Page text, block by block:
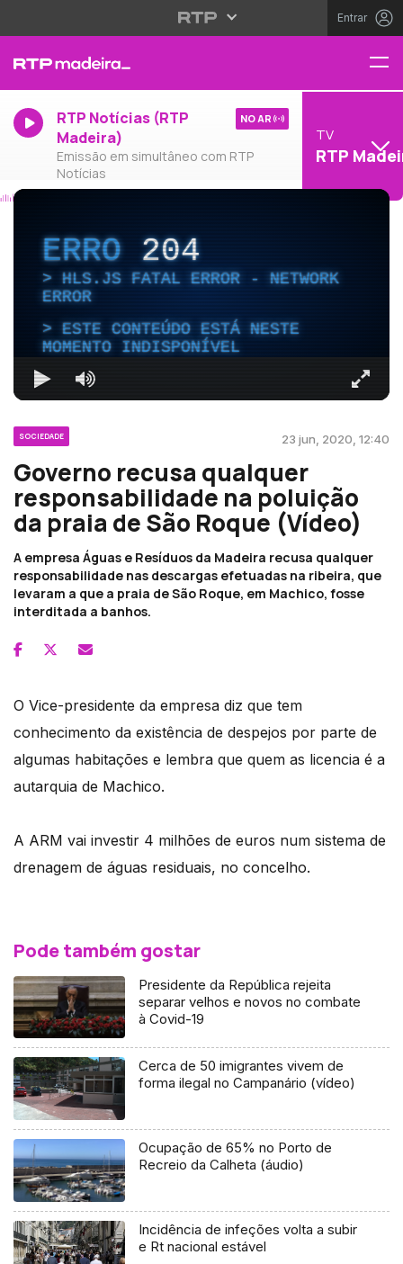
Entrar
RTP Notícias (RTP
Madeira)
Emissão em simultâneo com RTP
Notícias
NO AR
TV
RTP
ERRO204
HLS.JS FATAL ERROR - NETWORK
ERROR
ESTE CONTEÚDO ESTÁ NESTE
MOMENTO INDISPONÍVEL
SOCIEDADE 23 jun, 2020, 12:40
Governo recusa qualquer
responsabilidade na poluição
da praia de São Roque (Vídeo)
A empresa Águas e Resíduos da Madeira recusa qualquer
responsabilidade nas descargas efetuadas na ribeira, que
levaram a que a praia de São Roque, em Machico, fosse
interditada a banhos.
O Vice-presidente da empresa diz que tem
conhecimento da existência de despejos por parte de
algumas habitações e lembra que quem as licencia é a
autarquia de Machico.
A ARM vai investir 4 milhões de euros num sistema de
drenagem de águas residuais, no concelho.
Pode também gostar
Presidente da República rejeita
separar velhos e novos no combate
à Covid-19
Cerca de 50 imigrantes vivem de
forma ilegal no Campanário (vídeo)
Ocupação de 65% no Porto de
Recreio da Calheta (áudio)
Incidência de infeções volta a subir
e Rt nacional estável